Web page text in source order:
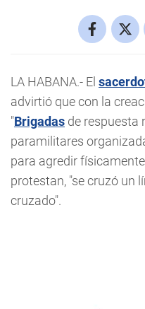
LA HABANA.- El
advirtió que con la
"Brigadas de respuesta
paramilitares
para agredir
protestan, "se cruzó un
cruzado".